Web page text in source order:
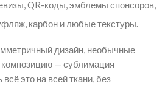
QR-коды, эмблемы спонсоров,
карбон и любые текстуры.
дизайн, необычные
— сублимация
это на всей ткани, без